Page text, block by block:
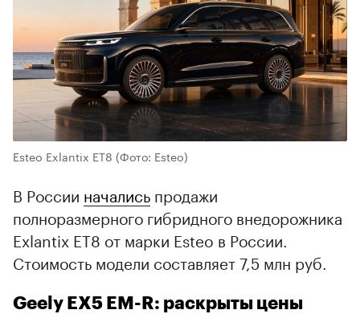
Esteo Exlantix ET8 (Фото: Esteo)
В России начались продажи
полноразмерного гибридного внедорожника
Exlantix ET8 от марки Esteo в России.
Стоимость модели составляет 7,5 млн руб.
Geely EX5 EM-R: раскрыты цены